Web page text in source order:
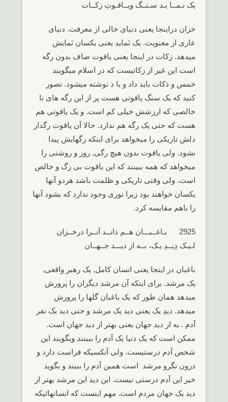
یک نـمــا یـد سـنــگ ویــاقـوتِ زکــات
خزان دراینجا یعنی دنیای خالی از معرفت. دنیای
عاری از معنویت. یک نَماید یعنی یکسان نَمایش
میدهد. زکات در اینجا یعنی یاقوت صاف بدون رگه
است این غیر از زکاتیست که در اسلام میگویند
خمس و ذکات باید داد و با ذ نوشته میشود. تصور
کنید که یک سنگ یاقوتی هست پر از این رگه های نا
خالصی که ارزشش خیلی کم است. و یک یاقوتی هم
هست که حتی یک رگه هم ندارد. حالا آن یاقوت رگدار
دلش تاریکی را میخواهد برای اینکه رگهایش پیدا
نشود. ولی یاقوت بدون هیچ رگی, روز و روشنی را
میخواهد که همه ببینند که این یاقوت بی رگ و خالص
است. ولی وقتی تاریکی و ظلمت باشد هردو آنها
یکسان خواهند بود زیرا نوری وجود ندارد که بشود آنها
را باهم مقایسه کرد.
2925 بـاغــبـــان هــم دانــد آنــرا درخــزان
لـیـک دِیــدِ یـک، بــه از دیـــد جــهــان
باغبان در اینجا یعنی انسان کامل, یک رهبر واقعی,
یک مرشد. برای اینکه آن مرشد دیگران را پرورش
میدهد همان طور که یک باغبان گلها را پرورش
میدهد. دیدِ یک یعنی دید یک مرشد و حتی دید یک نفر
آدم . به از دید جهان یعنی بهتر از دید جهان است.
ممکن است که یک دنیا یک آدم را ببینند وبگویند این
شخص آدم درستیست. ولی آنکسیکه فراست دارد و
درون نگرو مرشد است همین آدم را ببیند و بگوید
خیر این آدم درستی نیست. این دید این مرشد بهتر از
دید یک جهان مردم است. مهم اینست که انسانهائیکه